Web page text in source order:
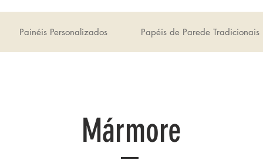
Painéis Personalizados Papéis de Parede Tradicionais
Mármore